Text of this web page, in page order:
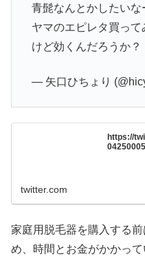
青髭なんとかしたい
ヤマのエピレタ買っ
けど効くんだろうか？
— 矢口ひちょり
https://
twitter.com
家庭用脱毛器を購入する
め、時間とお金がかかっ